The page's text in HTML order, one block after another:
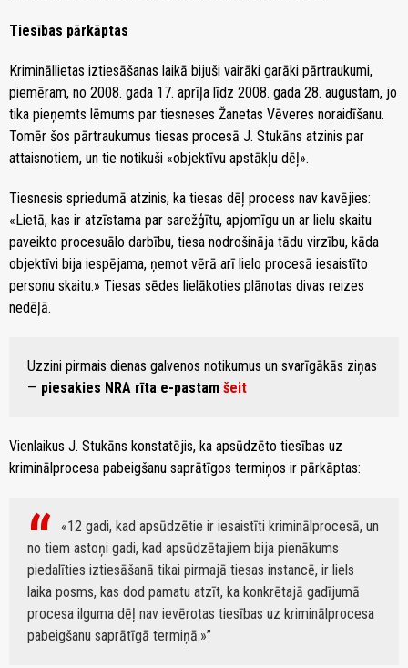
Tiesības pārkāptas
Krimināllietas iztiesāšanas laikā bijuši vairāki garāki pārtraukumi,
piemēram, no 2008. gada 17. aprīļa līdz 2008. gada 28. augustam, jo
tika pieņemts lēmums par tiesneses Žanetas Vēveres noraidīšanu.
Tomēr šos pārtraukumus tiesas procesā J. Stukāns atzinis par
attaisnotiem, un tie notikuši «objektīvu apstākļu dēļ».
Tiesnesis spriedumā atzinis, ka tiesas dēļ process nav kavējies:
«Lietā, kas ir atzīstama par sarežģītu, apjomīgu un ar lielu skaitu
paveikto procesuālo darbību, tiesa nodrošināja tādu virzību, kāda
objektīvi bija iespējama, ņemot vērā arī lielo procesā iesaistīto
personu skaitu.» Tiesas sēdes lielākoties plānotas divas reizes
nedēļā.
Uzzini pirmais dienas galvenos notikumus un svarīgākās ziņas
— piesakies NRA rīta e-pastam šeit
Vienlaikus J. Stukāns konstatējis, ka apsūdzēto tiesības uz
kriminālprocesa pabeigšanu saprātīgos termiņos ir pārkāptas:
«12 gadi, kad apsūdzētie ir iesaistīti kriminālprocesā, un
no tiem astoņi gadi, kad apsūdzētajiem bija pienākums
piedalīties iztiesāšanā tikai pirmajā tiesas instancē, ir liels
laika posms, kas dod pamatu atzīt, ka konkrētajā gadījumā
procesa ilguma dēļ nav ievērotas tiesības uz kriminālprocesa
pabeigšanu saprātīgā termiņā.»